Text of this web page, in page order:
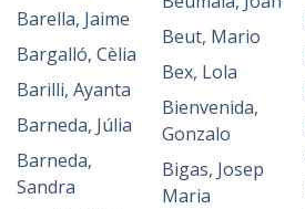
Barella, Jaime
Bargalló, Cèlia
Barilli, Ayanta
Barneda, Júlia
Barneda,
Sandra
Beut, Mario
Bex, Lola
Bienvenida,
Gonzalo
Bigas, Josep
Maria